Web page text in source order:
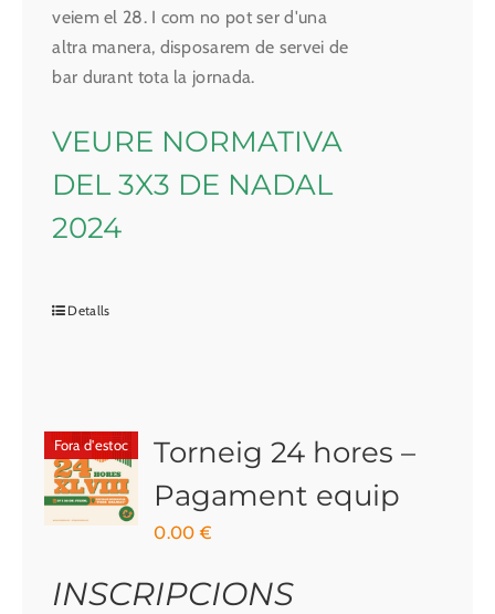
veiem el 28. I com no pot ser d'una
altra manera, disposarem de servei de
bar durant tota la jornada.
VEURE NORMATIVA
DEL 3X3 DE NADAL
2024
Detalls
Fora d'estoc
Torneig 24 hores –
Pagament equip
0.00€
INSCRIPCIONS